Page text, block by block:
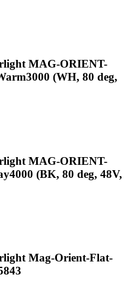
MAG-ORIENT-
(WH, 80 deg,
MAG-ORIENT-
(BK, 80 deg, 48V,
Mag-Orient-Flat-